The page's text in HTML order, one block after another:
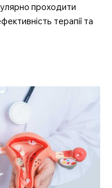
проходити
терапії та